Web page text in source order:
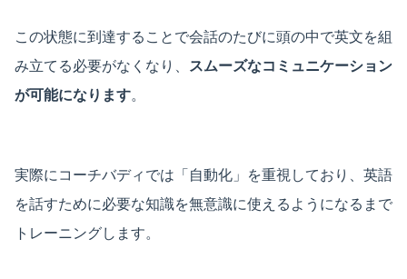
この状態に到達することで会話のたびに頭の中で英文を組
み立てる必要がなくなり、 スムーズなコミュニケーション
が可能になります。
実際にコーチバディでは「自動化」を重視しており、英語
を話すために必要な知識を無意識に使えるようになるまで
トレーニングします。